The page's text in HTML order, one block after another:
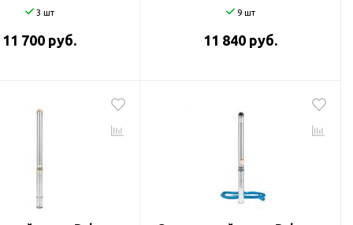
3 шт
11 700 руб.
9 шт
11 840 руб.